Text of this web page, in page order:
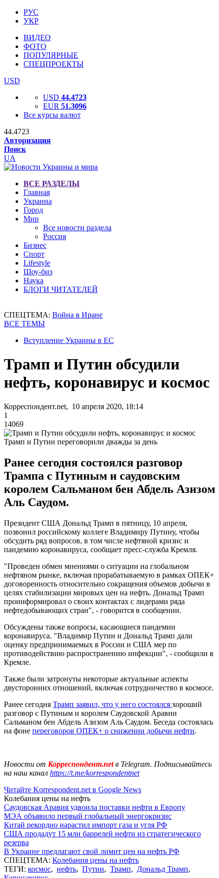
РУС
УКР
ВИДЕО
ФОТО
ПОПУЛЯРНЫЕ
СПЕЦПРОЕКТЫ
USD
USD 44.4723
EUR 51.3096
Все курсы валют
44.4723
Авторизация
Поиск
UA
ВСЕ РАЗДЕЛЫ
Главная
Украина
Город
Мир
Все новости раздела
Россия
Бизнес
Спорт
Lifestyle
Шоу-биз
Наука
БЛОГИ ЧИТАТЕЛЕЙ
СПЕЦТЕМА: Война в Иране
ВСЕ ТЕМЫ
Вступление Украины в ЕС
Трамп и Путин обсудили
нефть, коронавирус и космос
Корреспондент.net, 10 апреля 2020, 18:14
1
14069
Трамп и Путин переговорили дважды за день
Ранее сегодня состоялся разговор
Трампа с Путиным и саудовским
королем Сальманом бен Абдель Азизом
Аль Саудом.
Президент США Дональд Трамп в пятницу, 10 апреля,
позвонил российскому коллеге Владимиру Путину, чтобы
обсудить ряд вопросов, в том числе нефтяной кризис и
пандемию коронавируса, сообщает пресс-служба Кремля.
"Проведен обмен мнениями о ситуации на глобальном
нефтяном рынке, включая прорабатываемую в рамках ОПЕК+
договоренность относительно сокращения объемов добычи в
целях стабилизации мировых цен на нефть. Дональд Трамп
проинформировал о своих контактах с лидерами ряда
нефтедобывающих стран", - говорится в сообщении.
Обсуждены также вопросы, касающиеся пандемии
коронавируса. "Владимир Путин и Дональд Трамп дали
оценку предпринимаемых в России и США мер по
противодействию распространению инфекции", - сообщили в
Кремле.
Также были затронуты некоторые актуальные аспекты
двусторонних отношений, включая сотрудничество в космосе.
Ранее сегодня Трамп заявил, что у него состоялся хороший
разговор с Путиным и королем Саудовской Аравии
Сальманом бен Абдель Азизом Аль Саудом. Беседа состоялась
на фоне переговоров ОПЕК+ о снижении добычи нефти.
Новости от Корреспондент.netв Telegram. Подписывайтесь
на наш канал https://t.me/korrespondentnet
Читайте Korrespondent.net в Google News
Колебания цены на нефть
Саудовская Аравия удвоила поставки нефти в Европу
МЭА объявило первый глобальный энергокризис
Китай рекордно нарастил импорт газа и угля РФ
США продадут 15 млн баррелей нефти из стратегического
резерва
В Украине предлагают свой лимит цен на нефть РФ
СПЕЦТЕМА: Колебания цены на нефть
ТЕГИ: космос, нефть, Путин, Трамп, Дональд Трамп,